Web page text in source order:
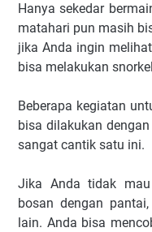
Hanya sekedar
matahari pun masih
jika Anda ingin
bisa melakukan
Beberapa kegiatan
bisa dilakukan
sangat cantik satu ini.
Jika Anda tidak
bosan dengan
lain. Anda bisa